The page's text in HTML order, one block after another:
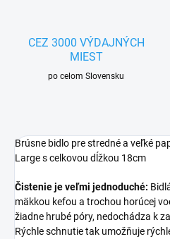
CEZ 3000 VÝDAJNÝCH
MIEST
po celom Slovensku
Brúsne bidlo pre stredné a veľké
Large s celkovou dĺžkou 18cm
Čistenie je veľmi jednoduché:
mäkkou kefou a trochou horúcej
žiadne hrubé póry, nedochádza k
Rýchle schnutie tak umožňuje